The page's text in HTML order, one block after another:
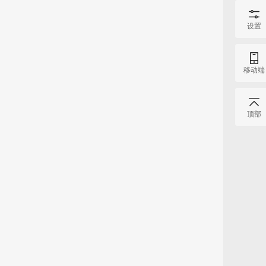
设置
移动端
顶部